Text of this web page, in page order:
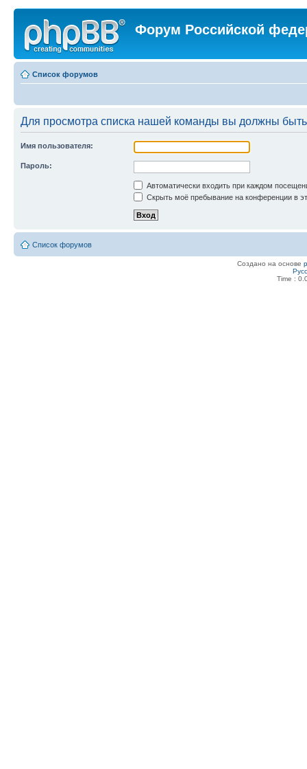
Форум Российской
Список форумов
Для просмотра списка нашей команды вы должны
Имя пользователя:
Пароль:
Автоматически входить при каждом
Скрыть моё пребывание на конференции в
Список форумов
Создано на основе
Time :